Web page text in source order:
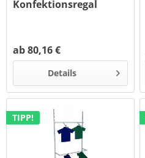
Konfektionsregal
ab 80,16 €
Details
TIPP!